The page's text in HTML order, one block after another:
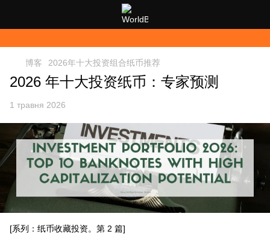
博客 2026年十大投资组合纸币推荐
2026 年十大投资纸币：专家预测
1 травня 2026
[系列：纸币收藏投资。第 2 篇]